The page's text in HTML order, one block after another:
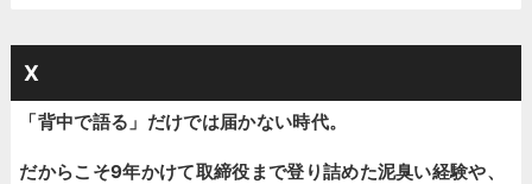
X
「背中で語る」だけでは届かない時代。
だからこそ9年かけて取締役まで登り詰めた泥臭い経験や、